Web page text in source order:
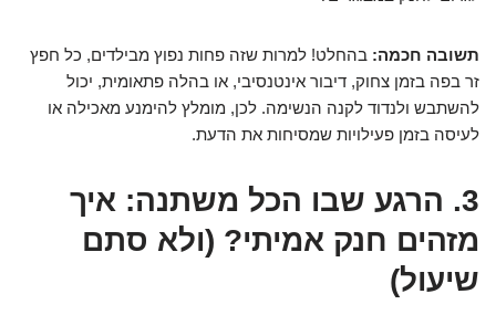
תשובה חכמה: בהחלט! למרות שזה פחות נפוץ מבילדים, כל חפץ
זר בפה בזמן צחוק, דיבור אינטנסיבי, או בהלה פתאומית, יכול
להשתבש ולנדוד לקנה הנשימה. לכן, מומלץ להימנע מאכילה או
לעיסה בזמן פעילויות שמסיחות את הדעת.
3. הרגע שבו הכל משתנה: איך
מזהים חנק אמיתי? (ולא סתם
שיעול)